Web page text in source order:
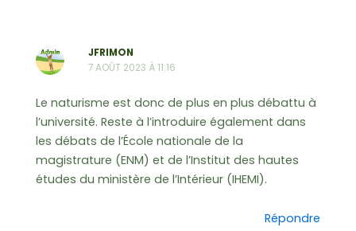
JFRIMON
7 AOÛT 2023 À 11:16
Le naturisme est donc de plus en plus débattu à
l’université. Reste à l’introduire également dans
les débats de l’École nationale de la
magistrature (ENM) et de l’Institut des hautes
études du ministère de l’Intérieur (IHEMI).
Répondre